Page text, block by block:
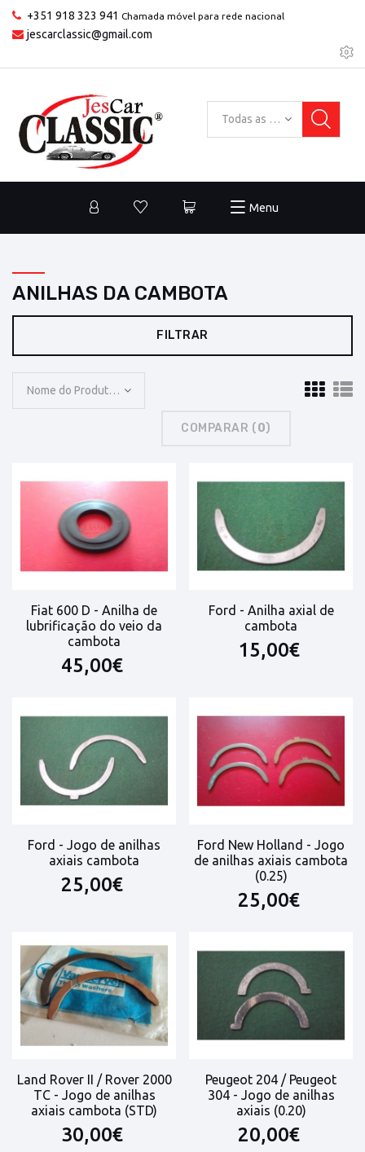
+351 918 323 941 Chamada móvel para rede nacional
jescarclassic@gmail.com
Todas as categorias
Menu
ANILHAS DA CAMBOTA
FILTRAR
Nome do Produto: A a Z
COMPARAR (0)
Fiat 600 D - Anilha de
lubrificação do veio da
cambota
45,00€
Ford - Anilha axial de
cambota
15,00€
Ford - Jogo de anilhas
axiais cambota
25,00€
Ford New Holland - Jogo
de anilhas axiais cambota
(0.25)
25,00€
Land Rover II / Rover 2000
TC - Jogo de anilhas
axiais cambota (STD)
30,00€
Peugeot 204 / Peugeot
304 - Jogo de anilhas
axiais (0.20)
20,00€